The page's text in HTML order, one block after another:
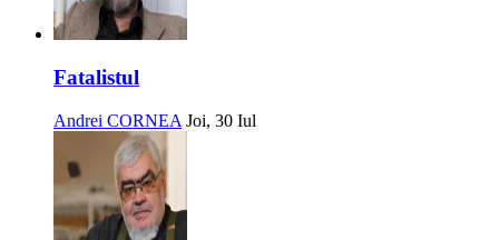
Fatalistul
Andrei CORNEA Joi, 30 Iul